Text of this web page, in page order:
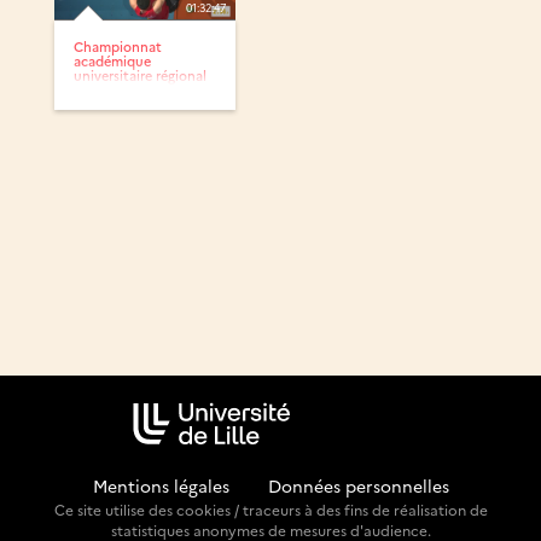
01:32:47
Championnat
académique
universitaire régional
Mentions légales Données personnelles
Ce site utilise des cookies / traceurs à des fins de réalisation de
statistiques anonymes de mesures d'audience.